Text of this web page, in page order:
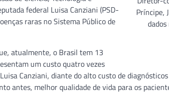
Príncipe,
federal Luisa Canziani (PSD-
raras no Sistema Público de
atualmente, o Brasil tem 13
um custo quatro vezes
Canziani, diante do alto custo de
antes, melhor qualidade de vida para os